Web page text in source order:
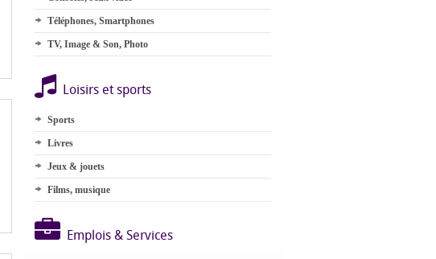
Téléphones, Smartphones
TV, Image & Son, Photo
Loisirs et sports
Sports
Livres
Jeux & jouets
Films, musique
Emplois & Services